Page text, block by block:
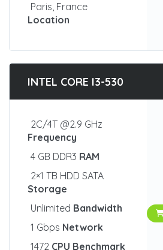
Paris, France
Location
INTEL CORE I3-530
2C/4T @2.9 GHz
Frequency
4 GB DDR3 RAM
2×1 TB HDD SATA
Storage
Unlimited Bandwidth
1 Gbps Network
1472 CPU Benchmark